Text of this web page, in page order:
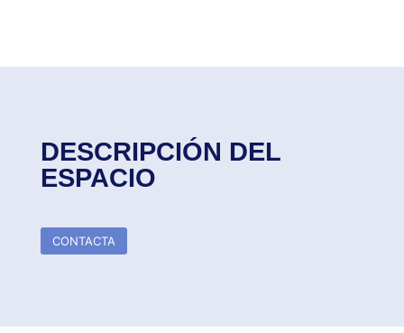
DESCRIPCIÓN DEL
ESPACIO
CONTACTA